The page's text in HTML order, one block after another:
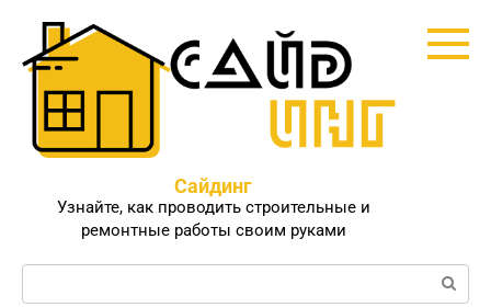
контенту
Сайдинг
Узнайте, как проводить строительные и
ремонтные работы своим руками
Поиск: